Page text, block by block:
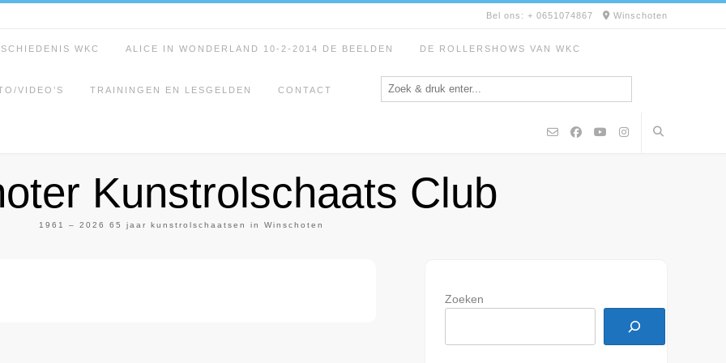
Bel ons: + 0651074867 Winschoten
WKC ALICE IN WONDERLAND 10-2-2014 DE BEELDEN DE ROLLERSHOWS VAN WKC
VIDEO’S TRAININGEN EN LESGELDEN CONTACT
Kunstrolschaats Club
1961 – 2026 65 jaar kunstrolschaatsen in Winschoten
Zoeken